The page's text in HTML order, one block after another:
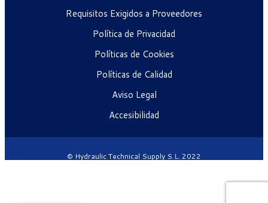
Requisitos Exigidos a Proveedores
Política de Privacidad
Políticas de Cookies
Políticas de Calidad
Aviso Legal
Accesibilidad
© Hydraulic Technical Supply S.L. 2022